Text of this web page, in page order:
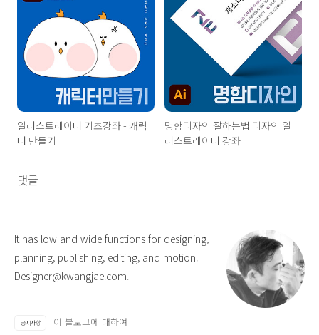
일러스트레이터 기초강좌 - 캐릭
터 만들기
명함디자인 잘하는법 디자인 일
러스트레이터 강좌
댓글
It has low and wide functions for designing,
planning, publishing, editing, and motion.
Designer@kwangjae.com.
공지사항 이 블로그에 대하여